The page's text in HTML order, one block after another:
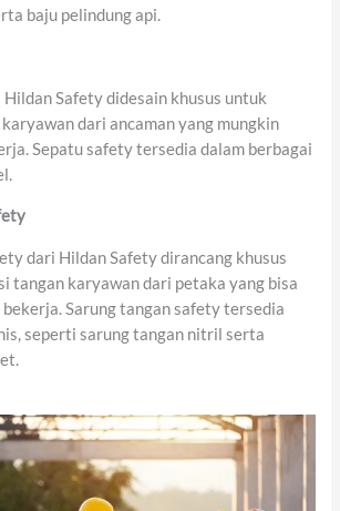
baju pelindung api.
Safety didesain khusus untuk
dari ancaman yang mungkin
Sepatu safety tersedia dalam berbagai
dari Hildan Safety dirancang khusus
tangan karyawan dari petaka yang bisa
Sarung tangan safety tersedia
seperti sarung tangan nitril serta